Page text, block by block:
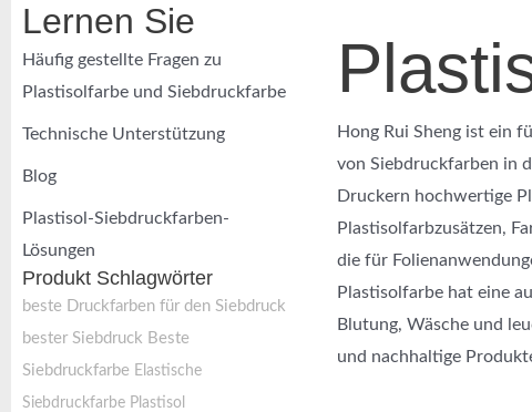
Lernen Sie
Häufig gestellte Fragen zu
Plastisolfarbe und Siebdruckfarbe
Technische Unterstützung
Blog
Plastisol-Siebdruckfarben-
Lösungen
Produkt Schlagwörter
beste Druckfarben für den Siebdruck
bester Siebdruck Beste
Siebdruckfarbe Elastische
Siebdruckfarbe Plastisol
Hong Rui Sheng ist ein
von Siebdruckfarben in
Druckern hochwertige
Plastisolfarbzusätzen,
die für
Plastisolfarbe hat eine
Blutung, Wäsche und
und nachhaltige